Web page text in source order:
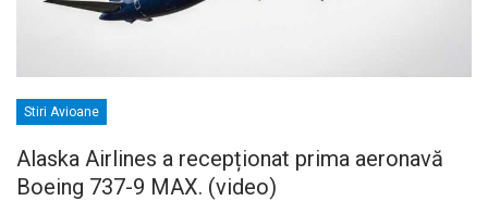
Stiri Avioane
Alaska Airlines a recepționat prima aeronavă
Boeing 737-9 MAX. (video)